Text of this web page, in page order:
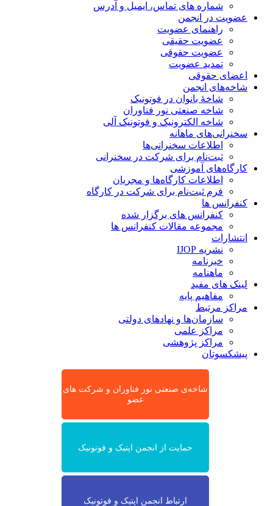
شماره های تماس، ایمیل و آدرس
عضویت در انجمن
راهنمای عضویت
عضویت حقیقی
عضویت حقوقی
تمدید عضویت
اعضای حقوقی
شاخه‌های انجمن
شاخۀ بانوان در فوتونیک
شاخه صنعتی نور فناوران
شاخه‌ الکترونیک و فوتونیک آلی
سخنرانی‌های ماهانه
اطلاعات سخنرانی‌‌ها
ثبت‌نام برای شرکت در سخنرانی
کارگاه‌های آموزشی
اطلاعات کارگاه‌ها و مجریان
فرم ثبت‌نام برای شرکت در کارگاه
کنفرانس ها
کنفرانس های برگزار شده
مجموعه مقالات کنفرانس ها
انتشارات
نشریه IJOP
خبرنامه
ماهنامه
لینک های مفید
مفاهیم پایه
مراکز مرتبط
سازمان‌ها و نهادهای دولتی
مراکز علمی
مراکز پژوهشی
پیشکسوتان
شاخه‌ی صنعتی نور فناوران و شرکت های
عضو
حمایت از انجمن اپتیک و فوتونیک
ارتباط انجمن اپتیک و فوتونیک